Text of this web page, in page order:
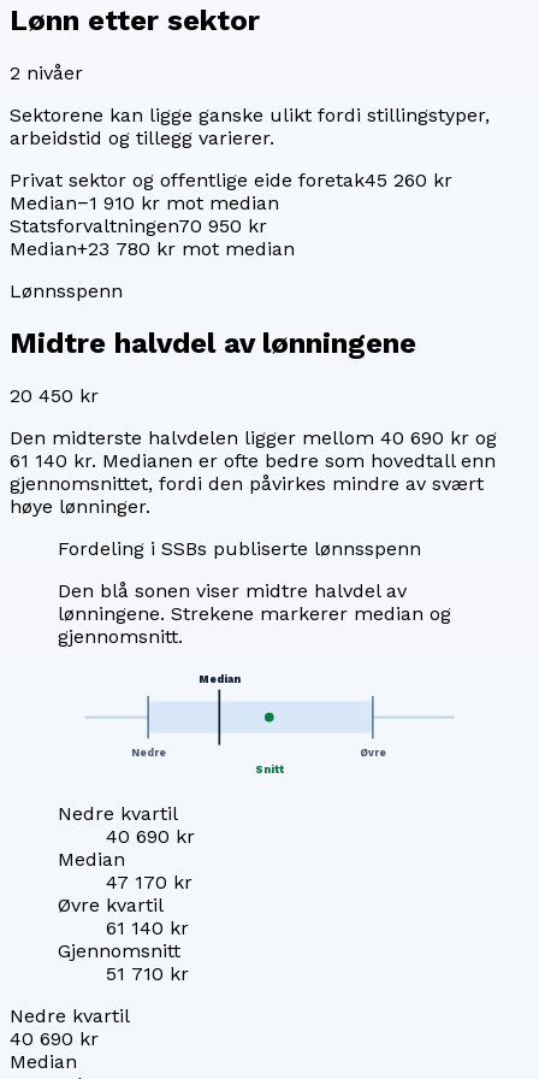
Lønn etter sektor
2 nivåer
Sektorene kan ligge ganske ulikt fordi stillingstyper,
arbeidstid og tillegg varierer.
Privat sektor og offentlige eide foretak45 260 kr
Median−1 910 kr mot median
Statsforvaltningen70 950 kr
Median+23 780 kr mot median
Lønnsspenn
Midtre halvdel av lønningene
20 450 kr
Den midterste halvdelen ligger mellom 40 690 kr og
61 140 kr. Medianen er ofte bedre som hovedtall enn
gjennomsnittet, fordi den påvirkes mindre av svært
høye lønninger.
Fordeling i SSBs publiserte lønnsspenn
Den blå sonen viser midtre halvdel av
lønningene. Strekene markerer median og
gjennomsnitt.
Nedre
Median
Øvre
Snitt
Nedre kvartil
40 690 kr
Median
47 170 kr
Øvre kvartil
61 140 kr
Gjennomsnitt
51 710 kr
Nedre kvartil
40 690 kr
Median